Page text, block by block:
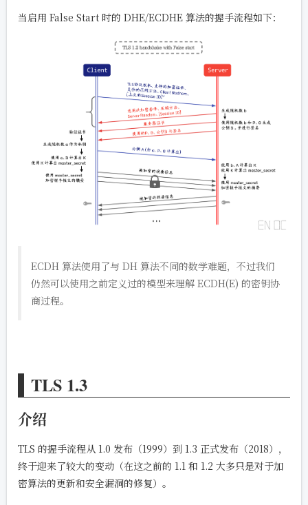
当启用 False Start 时的 DHE/ECDHE 算法的握手流程如下：
ECDH 算法使用了与 DH 算法不同的数学难题，不过我们
仍然可以使用之前定义过的模型来理解 ECDH(E) 的密钥协
商过程。
TLS 1.3
介绍
TLS 的握手流程从 1.0 发布（1999）到 1.3 正式发布（2018），
终于迎来了较大的变动（在这之前的 1.1 和 1.2 大多只是对于加
密算法的更新和安全漏洞的修复）。